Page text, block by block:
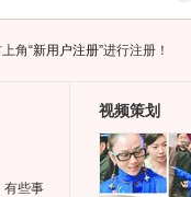
角“新用户注册”进行注册！
有些事
视频策划